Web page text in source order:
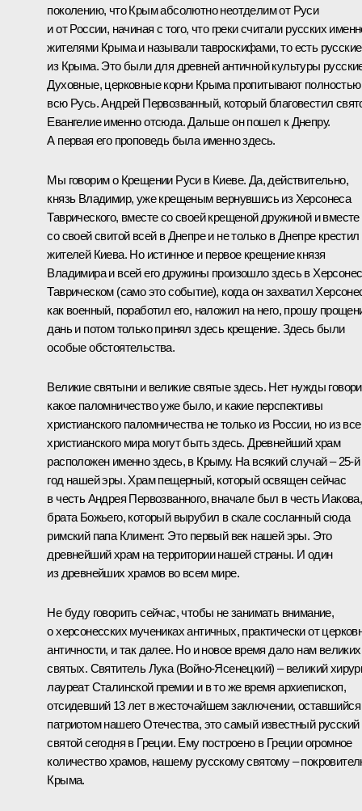
поколению, что Крым абсолютно неотделим от Руси
и от России, начиная с того, что греки считали русских
жителями Крыма и называли тавроскифами, то есть русские
из Крыма. Это были для древней античной культуры
Духовные, церковные корни Крыма пропитывают полностью
всю Русь. Андрей Первозванный, который благовестил
Евангелие именно отсюда. Дальше он пошел к Днепру.
А первая его проповедь была именно здесь.
Мы говорим о Крещении Руси в Киеве. Да, действительно,
князь Владимир, уже крещеным вернувшись из Херсонеса
Таврического, вместе со своей крещеной дружиной и вместе
со своей свитой всей в Днепре и не только в Днепре крестил
жителей Киева. Но истинное и первое крещение князя
Владимира и всей его дружины произошло здесь в
Таврическом (само это событие), когда он захватил
как военный, поработил его, наложил на него, прошу
дань и потом только принял здесь крещение. Здесь были
особые обстоятельства.
Великие святыни и великие святые здесь. Нет нужды
какое паломничество уже было, и какие перспективы
христианского паломничества не только из России, но из
христианского мира могут быть здесь. Древнейший храм
расположен именно здесь, в Крыму. На всякий случай – 25-й
год нашей эры. Храм пещерный, который освящен сейчас
в честь Андрея Первозванного, вначале был в честь Иакова,
брата Божьего, который вырубил в скале сосланный сюда
римский папа Климент. Это первый век нашей эры. Это
древнейший храм на территории нашей страны. И один
из древнейших храмов во всем мире.
Не буду говорить сейчас, чтобы не занимать внимание,
о херсонесских мучениках античных, практически от
античности, и так далее. Но и новое время дало нам великих
святых. Святитель Лука (Войно-Ясенецкий) – великий
лауреат Сталинской премии и в то же время архиепископ,
отсидевший 13 лет в жесточайшем заключении, оставшийся
патриотом нашего Отечества, это самый известный русский
святой сегодня в Греции. Ему построено в Греции огромное
количество храмов, нашему русскому святому –
Крыма.